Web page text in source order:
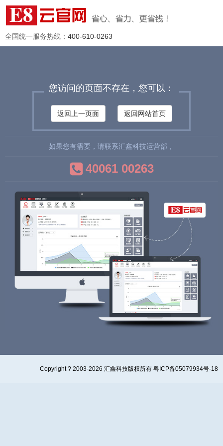
全国统一服务热线： 400-610-0263
您访问的页面不存在，您可以：
返回上一页面 返回网站首页
如果您有需要，请联系汇鑫科技运营部，
40061 00263
Copyright ? 2003-2026 汇鑫科技版权所有 粤ICP备05079934号-18